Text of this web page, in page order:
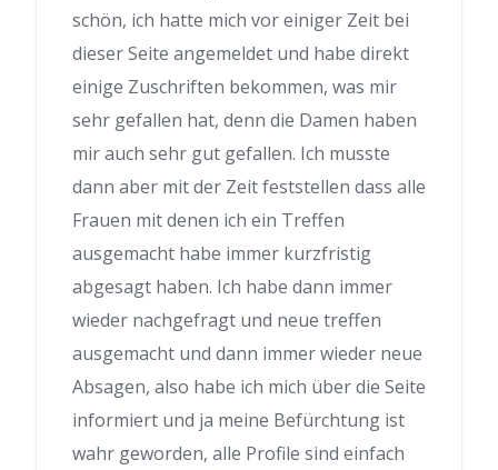
schön, ich hatte mich vor einiger Zeit bei
dieser Seite angemeldet und habe direkt
einige Zuschriften bekommen, was mir
sehr gefallen hat, denn die Damen haben
mir auch sehr gut gefallen. Ich musste
dann aber mit der Zeit feststellen dass alle
Frauen mit denen ich ein Treffen
ausgemacht habe immer kurzfristig
abgesagt haben. Ich habe dann immer
wieder nachgefragt und neue treffen
ausgemacht und dann immer wieder neue
Absagen, also habe ich mich über die Seite
informiert und ja meine Befürchtung ist
wahr geworden, alle Profile sind einfach